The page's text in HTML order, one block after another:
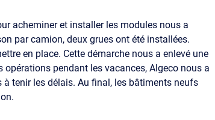
acheminer et installer les modules nous a
par camion, deux grues ont été installées.
en place. Cette démarche nous a enlevé une
opérations pendant les vacances, Algeco nous a
tenir les délais. Au final, les bâtiments neufs